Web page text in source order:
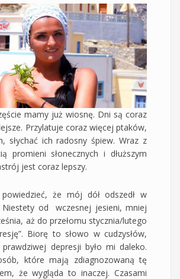
mamy już wiosnę. Dni są coraz
Przylatuje coraz więcej ptaków,
słychać ich radosny śpiew. Wraz z
promieni słonecznych i dłuższym
jest coraz lepszy.
że mój dół odszedł w
Niestety od wczesnej jesieni, mniej
aż do przełomu stycznia/lutego
Biorę to słowo w cudzysłów,
depresji było mi daleko.
które mają zdiagnozowaną tę
że wygląda to inaczej. Czasami